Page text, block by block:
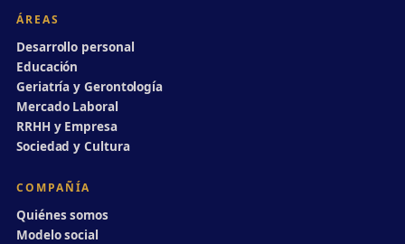
ÁREAS
Desarrollo personal
Educación
Geriatría y Gerontología
Mercado Laboral
RRHH y Empresa
Sociedad y Cultura
COMPAÑÍA
Quiénes somos
Modelo social